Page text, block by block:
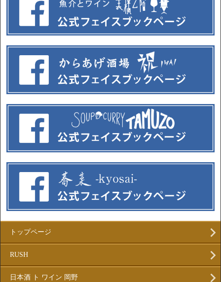
トップページ
RUSH
日本酒 ト ワイン 岡野